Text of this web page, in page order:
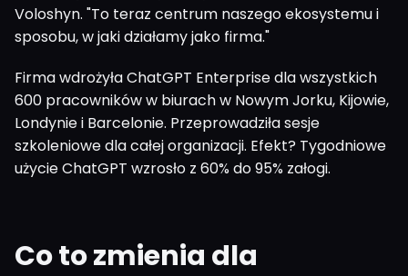
Voloshyn. "To teraz centrum naszego ekosystemu i
sposobu, w jaki działamy jako firma."
Firma wdrożyła ChatGPT Enterprise dla wszystkich
600 pracowników w biurach w Nowym Jorku, Kijowie,
Londynie i Barcelonie. Przeprowadziła sesje
szkoleniowe dla całej organizacji. Efekt? Tygodniowe
użycie ChatGPT wzrosło z 60% do 95% załogi.
Co to zmienia dla